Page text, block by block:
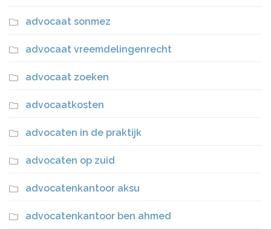
advocaat sonmez
advocaat vreemdelingenrecht
advocaat zoeken
advocaatkosten
advocaten in de praktijk
advocaten op zuid
advocatenkantoor aksu
advocatenkantoor ben ahmed